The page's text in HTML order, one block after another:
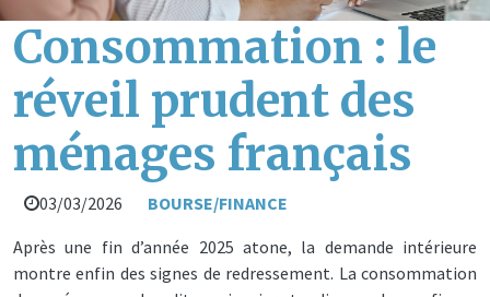
Consommation : le
réveil prudent des
ménages français
03/03/2026
BOURSE/FINANCE
Après une fin d’année 2025 atone, la demande intérieure
montre enfin des signes de redressement. La consommation